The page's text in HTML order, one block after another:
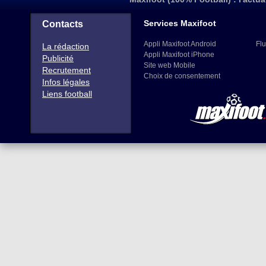
Contacts
La rédaction
Publicité
Recrutement
Infos légales
Liens football
Services Maxifoot
Appli Maxifoot Android
Appli Maxifoot iPhone
Site web Mobile
Choix de consentement